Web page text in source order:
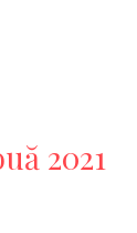
2021